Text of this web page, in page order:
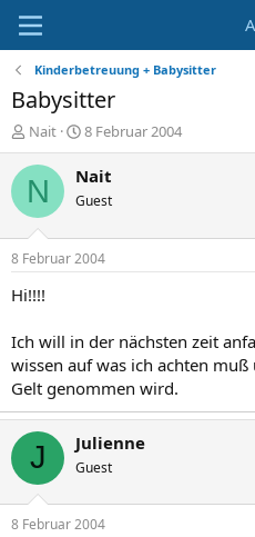
Kinderbetreuung + Babysitter
Babysitter
E
r
s
t
l
e
r
Nait
E
r
s
e
l
t
8 Februar 2004
N Nait
Guest
8 Februar 2004
Hi!!!!
Ich will in der nächsten zeit
wissen auf was ich achten
Gelt genommen wird.
J Julienne
Guest
8 Februar 2004